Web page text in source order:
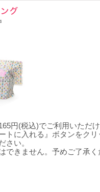
円(税込)でご利用いただけ
トに入れる』ボタンをク
さい。
できません。予めご了承く